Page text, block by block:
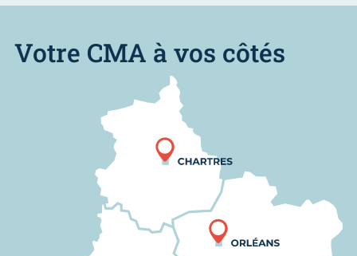
Votre CMA à vos côtés